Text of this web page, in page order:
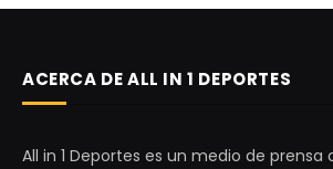
ACERCA DE ALL IN 1 DEPORTES
All in 1 Deportes es un medio de